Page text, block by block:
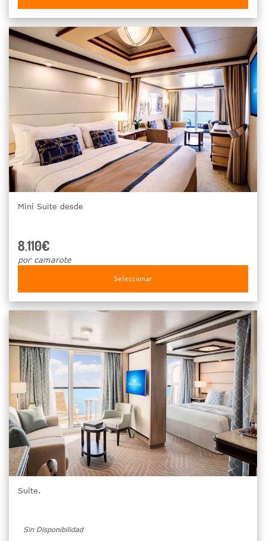
Mini Suite desde
8.110€
por camarote
Seleccionar
Suite.
Sin Disponibilidad